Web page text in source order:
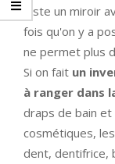
juste un miroir
fois qu'on y a
ne permet plus
Si on fait un
à ranger dans
draps de bain
cosmétiques,
dent, dentifrice,